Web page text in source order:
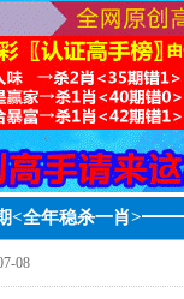
<全年稳杀一肖
08